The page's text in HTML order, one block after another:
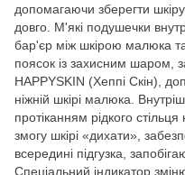
допомагаючи зберегти
довго. М'які подушечки
бар'єр між шкірою малюка
поясок із захисним шаром,
HAPPYSKIN (Хеппі Скін),
ніжній шкірі малюка.
протіканням рідкого
змогу шкірі «дихати»,
всередині підгузка,
Спеціальний індикатор